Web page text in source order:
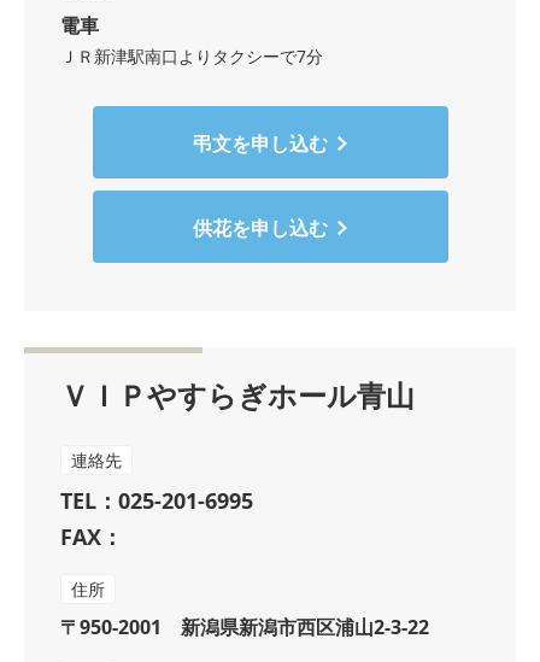
電車
ＪＲ新津駅南口よりタクシーで7分
弔文を申し込む
供花を申し込む
ＶＩＰやすらぎホール青山
連絡先
TEL：025-201-6995
FAX：
住所
〒950-2001 新潟県新潟市西区浦山2-3-22